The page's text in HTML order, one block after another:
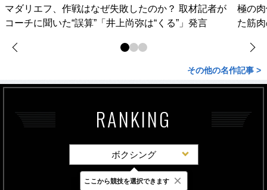
マダリエフ、作戦はなぜ失敗したのか？ 取材記者が
コーチに聞いた“誤算”「井上尚弥は“くる”」発言
極の
た筋
その他の名作記事 >
RANKING
ボクシング
最新 24時間 週間
ここから競技を選択できます ×